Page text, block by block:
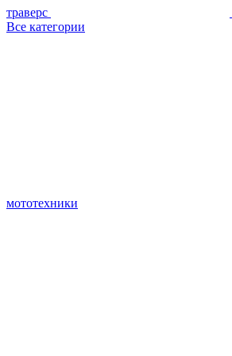
траверс
Все категории
мототехники